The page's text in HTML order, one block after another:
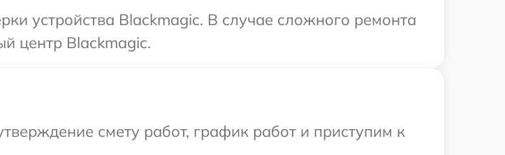
устройства Blackmagic. В случае сложного ремонта
центр Blackmagic.
смету работ, график работ и приступим к